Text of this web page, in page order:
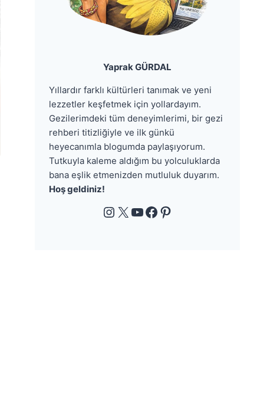
Yaprak GÜRDAL
Yıllardır farklı kültürleri tanımak ve yeni
lezzetler keşfetmek için yollardayım.
Gezilerimdeki tüm deneyimlerimi, bir gezi
rehberi titizliğiyle ve ilk günkü
heyecanımla blogumda paylaşıyorum.
Tutkuyla kaleme aldığım bu yolculuklarda
bana eşlik etmenizden mutluluk duyarım.
Hoş geldiniz!
Instagram
X YouTube
Facebook
Pinterest